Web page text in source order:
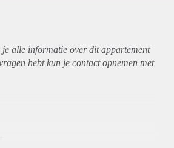
je alle informatie over ditappartement
hebt kun je contact opnemen met